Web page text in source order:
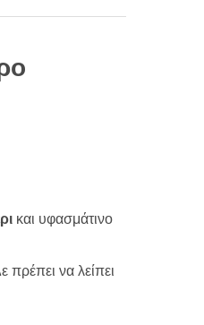
και υφασμάτινο
να λείπει